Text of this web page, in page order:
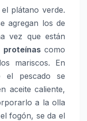
plátano verde.
agregan los de
vez que están
proteínascomo
mariscos. En
el pescado se
aceite caliente,
a la olla
fogón, se da el